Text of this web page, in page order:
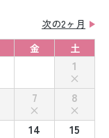
次の2ヶ月
金 土
1
7
8
14
15